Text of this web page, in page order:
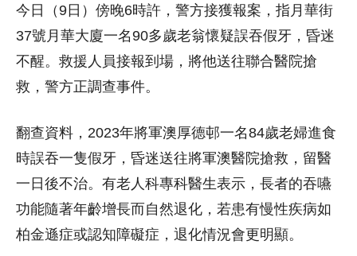
今日（9日）傍晚6時許，警方接獲報案，指月華街
37號月華大廈一名90多歲老翁懷疑誤吞假牙，昏迷
不醒。救援人員接報到場，將他送往聯合醫院搶
救，警方正調查事件。
翻查資料，2023年將軍澳厚德邨一名84歲老婦進食
時誤吞一隻假牙，昏迷送往將軍澳醫院搶救，留醫
一日後不治。有老人科專科醫生表示，長者的吞嚥
功能隨著年齡增長而自然退化，若患有慢性疾病如
柏金遜症或認知障礙症，退化情況會更明顯。